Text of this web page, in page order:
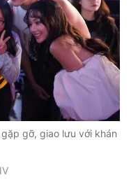
gỡ, giao lưu với khán